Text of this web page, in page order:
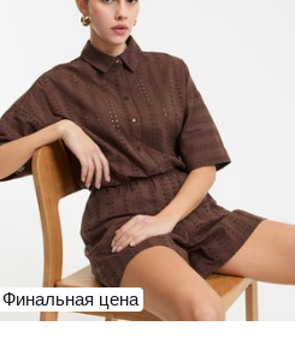
Финальная цена